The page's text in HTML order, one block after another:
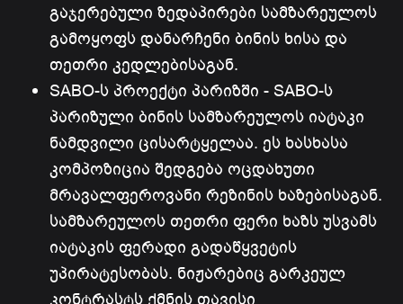
გაჯერებული ზედაპირები სამზარეულოს
გამოყოფს დანარჩენი ბინის ხისა და
თეთრი კედლებისაგან.
SABO-ს პროექტი პარიზში - SABO-ს
პარიზული ბინის სამზარეულოს იატაკი
ნამდვილი ცისარტყელაა. ეს ხასხასა
კომპოზიცია შედგება ოცდახუთი
მრავალფეროვანი რეზინის ხაზებისაგან.
სამზარეულოს თეთრი ფერი ხაზს უსვამს
იატაკის ფერადი გადაწყვეტის
უპირატესობას. ნიჟარებიც გარკეულ
კონტრასტს ქმნის თავისი